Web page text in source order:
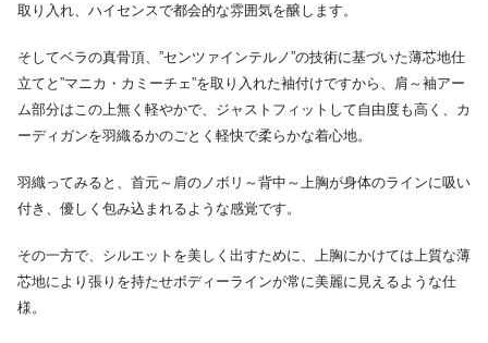
取り入れ、ハイセンスで都会的な雰囲気を醸します。
そしてベラの真骨頂、”センツァインテルノ”の技術に基づいた薄芯地仕
立てと”マニカ・カミーチェ”を取り入れた袖付けですから、肩～袖アー
ム部分はこの上無く軽やかで、ジャストフィットして自由度も高く、カ
ーディガンを羽織るかのごとく軽快で柔らかな着心地。
羽織ってみると、首元～肩のノボリ～背中～上胸が身体のラインに吸い
付き、優しく包み込まれるような感覚です。
その一方で、シルエットを美しく出すために、上胸にかけては上質な薄
芯地により張りを持たせボディーラインが常に美麗に見えるような仕
様。